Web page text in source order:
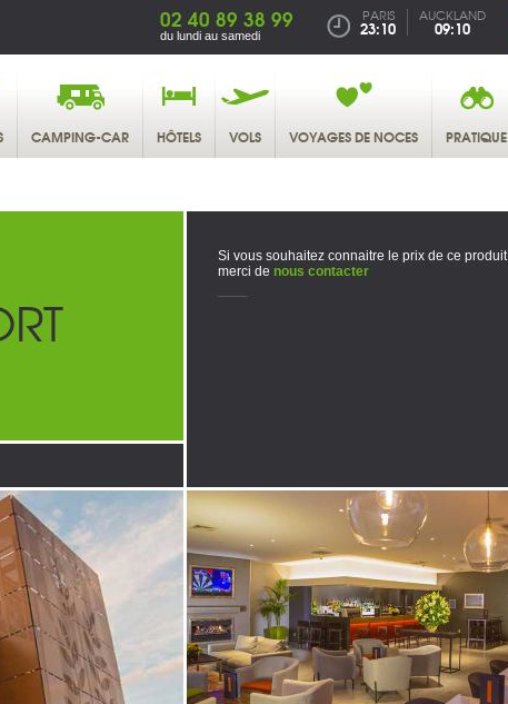
02 40 89 38 99
du lundi au samedi
PARIS
23:10
AUCKLAND
09:10
CAMPING-CAR HÔTELS VOLS VOYAGES DE NOCES PRATIQUE
Si vous souhaitez connaitre le prix de ce produit
merci de nous contacter